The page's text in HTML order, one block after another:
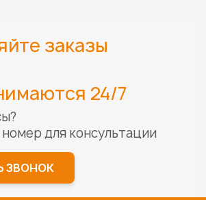
заказы
24/7
для консультации
ЗВОНОК